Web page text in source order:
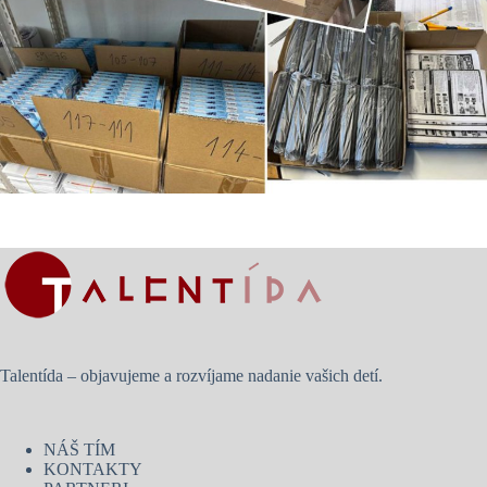
Talentída – objavujeme a rozvíjame nadanie vašich detí.
NÁŠ TÍM
KONTAKTY